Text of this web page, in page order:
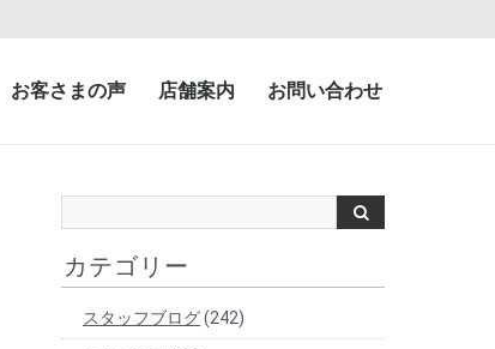
お客さまの声 店舗案内 お問い合わせ
カテゴリー
スタッフブログ(242)